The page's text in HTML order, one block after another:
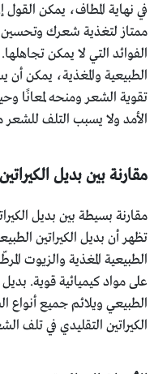
في نهاية المطاف، يمكن القول
ممتاز لتغذية شعرك
الفوائد التي لا يمكن
الطبيعية والمغذية، يمكن أن
تقوية الشعر ومنحه لمعانًا
الأمد ولا يسبب التلف للشعر
مقارنة بين بديل
مقارنة بسيطة بين بديل
تظهر أن بديل الكيراتين
الطبيعية المغذية والزيوت
على مواد كيميائية قوية.
الطبيعي ويلائم جميع أنواع
الكيراتين التقليدي في تلف